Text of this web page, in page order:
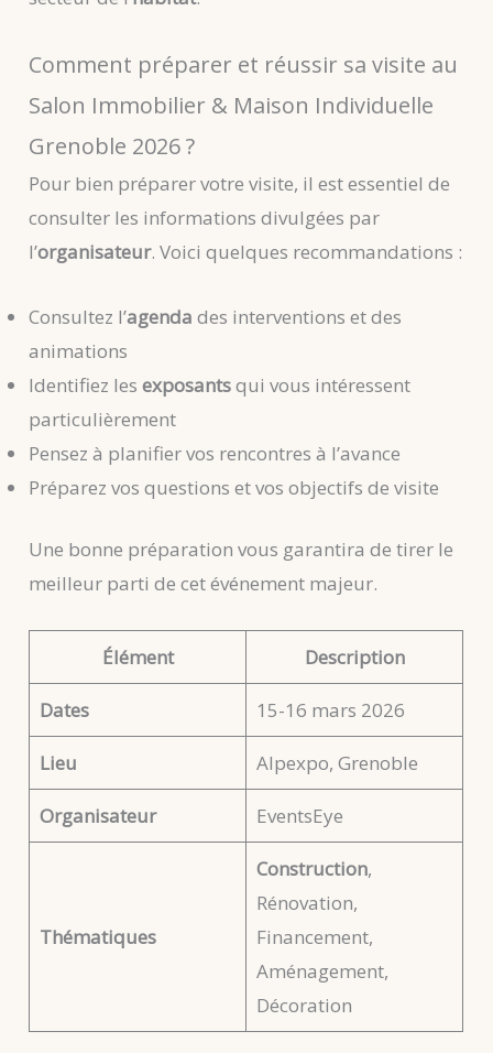
Comment préparer et réussir sa visite au
Salon Immobilier & Maison Individuelle
Grenoble 2026 ?
Pour bien préparer votre visite, il est essentiel de
consulter les informations divulgées par
l’organisateur. Voici quelques recommandations :
Consultez l’agenda des interventions et des
animations
Identifiez lesexposantsqui vous intéressent
particulièrement
Pensez à planifier vos rencontres à l’avance
Préparez vos questions et vos objectifs de visite
Une bonne préparation vous garantira de tirer le
meilleur parti de cet événement majeur.
Élément Description
Dates 15-16 mars 2026
Lieu Alpexpo, Grenoble
Organisateur EventsEye
Thématiques
Construction,
Rénovation,
Financement,
Aménagement,
Décoration